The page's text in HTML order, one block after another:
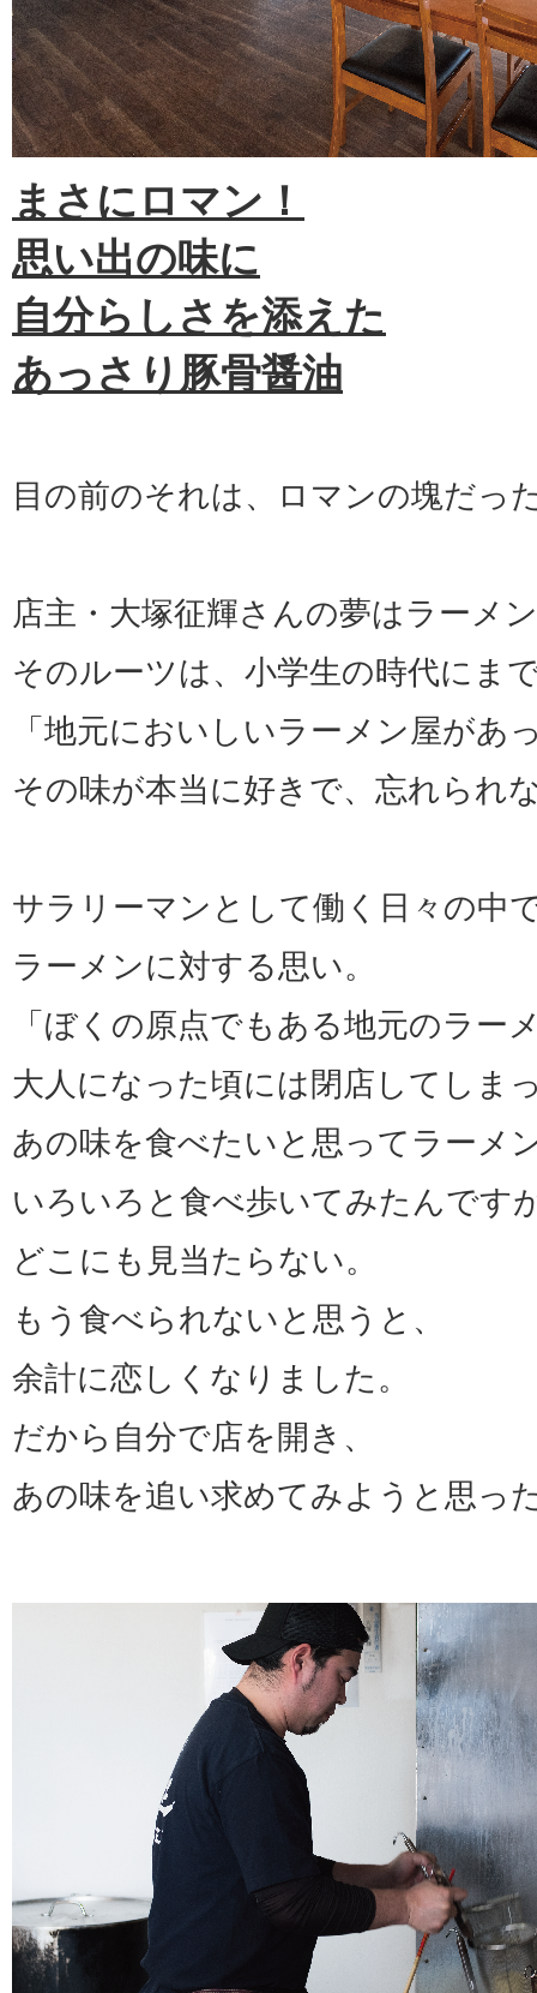
まさにロマン！
思い出の味に
自分らしさを添えた
あっさり豚骨醤油
目の前のそれは、ロマンの塊だっ
店主・大塚征輝さんの夢はラーメ
そのルーツは、小学生の時代にま
「地元においしいラーメン屋があ
その味が本当に好きで、忘れられ
サラリーマンとして働く日々の中
ラーメンに対する思い。
「ぼくの原点でもある地元のラー
大人になった頃には閉店してしま
あの味を食べたいと思ってラーメ
いろいろと食べ歩いてみたんです
どこにも見当たらない。
もう食べられないと思うと、
余計に恋しくなりました。
だから自分で店を開き、
あの味を追い求めてみようと思っ